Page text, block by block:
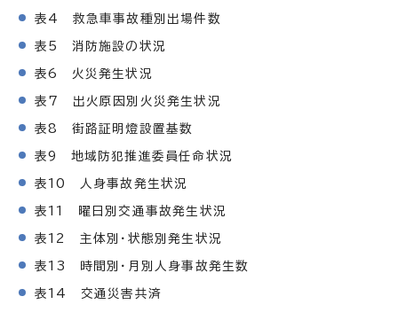
表4 救急車事故種別出場件数
表5 消防施設の状況
表6 火災発生状況
表7 出火原因別火災発生状況
表8 街路証明燈設置基数
表9 地域防犯推進委員任命状況
表10 人身事故発生状況
表11 曜日別交通事故発生状況
表12 主体別・状態別発生状況
表13 時間別・月別人身事故発生数
表14 交通災害共済